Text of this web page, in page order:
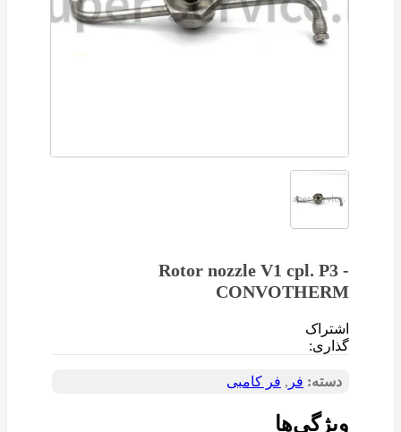
Rotor nozzle V1 cpl. P3 -
CONVOTHERM
اشتراک
گذاری:
دسته: فر , فر کامبی
ویژگی‌ها